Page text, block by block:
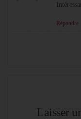
Répondre
Laisser